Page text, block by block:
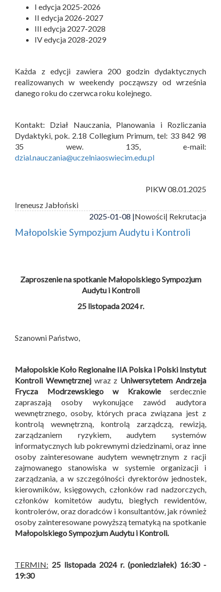
I edycja 2025-2026
II edycja 2026-2027
III edycja 2027-2028
IV edycja 2028-2029
Każda z edycji zawiera 200 godzin dydaktycznych
realizowanych w weekendy począwszy od września
danego roku do czerwca roku kolejnego.
Kontakt: Dział Nauczania, Planowania i Rozliczania
Dydaktyki, pok. 2.18 Collegium Primum, tel: 33 842 98
35 wew. 135, e-mail:
dzial.nauczania@uczelniaoswiecim.edu.pl
PIKW 08.01.2025
Ireneusz Jabłoński
2025-01-08 |Nowości| Rekrutacja
Małopolskie Sympozjum Audytu i Kontroli
Zaproszenie na spotkanie Małopolskiego Sympozjum
Audytu i Kontroli
25 listopada 2024 r.
Szanowni Państwo,
Małopolskie Koło Regionalne IIA Polska i Polski Instytut
Kontroli Wewnętrznejwraz z Uniwersytetem Andrzeja
Frycza Modrzewskiego w Krakowieserdecznie
zapraszają osoby wykonujące zawód audytora
wewnętrznego, osoby, których praca związana jest z
kontrolą wewnętrzną, kontrolą zarządczą, rewizją,
zarządzaniem ryzykiem, audytem systemów
informatycznych lub pokrewnymi dziedzinami, oraz inne
osoby zainteresowane audytem wewnętrznym z racji
zajmowanego stanowiska w systemie organizacji i
zarządzania, a w szczególności dyrektorów jednostek,
kierowników, księgowych, członków rad nadzorczych,
członków komitetów audytu, biegłych rewidentów,
kontrolerów, oraz doradców i konsultantów, jak również
osoby zainteresowane powyższą tematyką na spotkanie
Małopolskiego Sympozjum Audytu i Kontroli.
TERMIN: 25 listopada 2024 r. (poniedziałek) 16:30 -
19:30